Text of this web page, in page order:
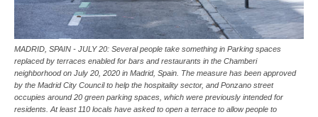
MADRID, SPAIN - JULY 20: Several people take something in Parking spaces
replaced by terraces enabled for bars and restaurants in the Chamberi
neighborhood on July 20, 2020 in Madrid, Spain. The measure has been approved
by the Madrid City Council to help the hospitality sector, and Ponzano street
occupies around 20 green parking spaces, which were previously intended for
residents. At least 110 locals have asked to open a terrace to allow people to